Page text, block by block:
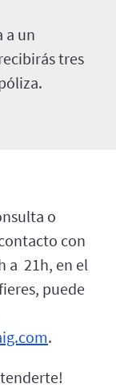
a un
tres
o
con
a 21h, en el
puede
.